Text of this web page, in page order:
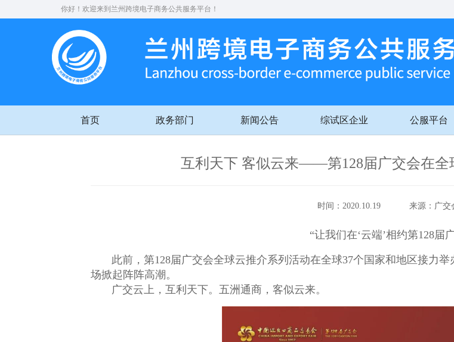
你好！欢迎来到兰州跨境电子商务公共服务平台！
首页 政务部门 新闻公告 综试区企业 公服平台
互利天下 客似云来——第128届广交会在全
时间：2020.10.19 来源：广交
“让我们在‘云端’相约第128届
此前，第128届广交会全球云推介系列活动在全球37个国家和地区接力举
场掀起阵阵高潮。
广交云上，互利天下。五洲通商，客似云来。